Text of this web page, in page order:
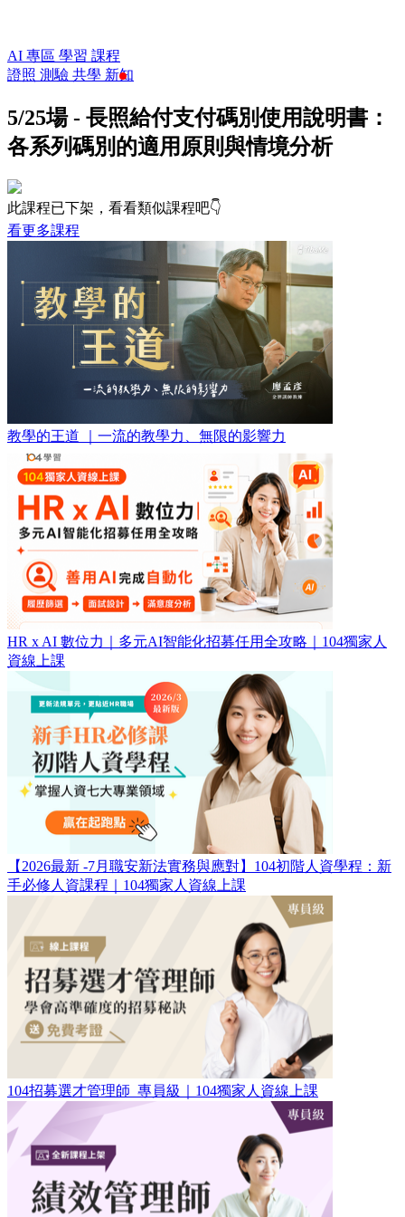
AI 專區 學習 課程
證照 測驗 共學 新知
5/25場 - 長照給付支付碼別使用說明書：
各系列碼別的適用原則與情境分析
此課程已下架，看看類似課程吧👇
看更多課程
教學的王道 ｜一流的教學力、無限的影響力
HR x AI 數位力｜多元AI智能化招募任用全攻略｜104獨家人
資線上課
【2026最新 -7月職安新法實務與應對】104初階人資學程：新
手必修人資課程｜104獨家人資線上課
104招募選才管理師_專員級｜104獨家人資線上課